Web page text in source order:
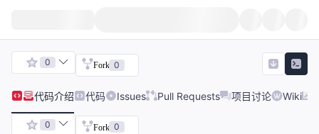
0 Fork 0
代码介绍 代码 Issues Pull Requests 项目讨论 Wiki
0 Fork 0